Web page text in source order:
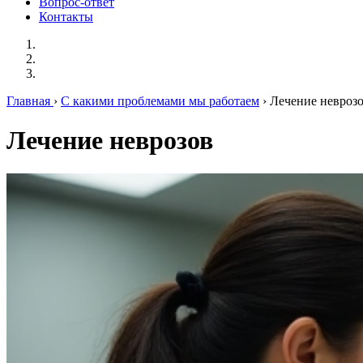
Контакты
Главная › С какими проблемами мы работаем › Лечение
Лечение неврозов